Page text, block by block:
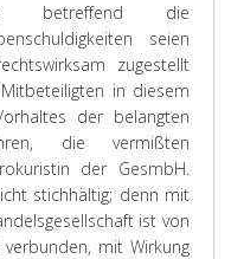
betreffend die
seien
zugestellt
in diesem
der belangten
die vermißten
der GesmbH.
stichhältig; denn mit
ist von
mit Wirkung